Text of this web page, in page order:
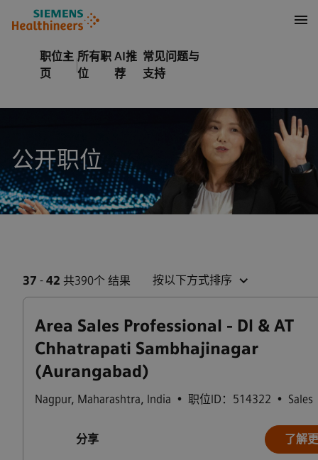
职位主
页
所有职
位
AI推
荐
常见问题与
支持
公开职位
37 - 42 共390个 结果 按以下方式排序
Area Sales Professional - DI & AT
Chhatrapati Sambhajinagar
(Aurangabad)
Nagpur, Maharashtra, India • 职位ID：514322 • Sales
分享 了解